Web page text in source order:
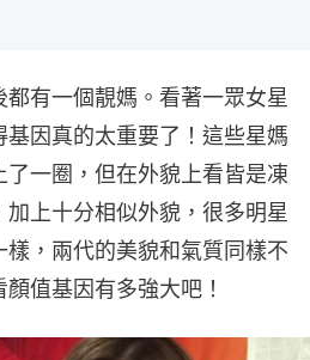
有一個靚媽。看著一眾女星
因真的太重要了！這些星媽
一圈，但在外貌上看皆是凍
上十分相似外貌，很多明星
，兩代的美貌和氣質同樣不
值基因有多強大吧！